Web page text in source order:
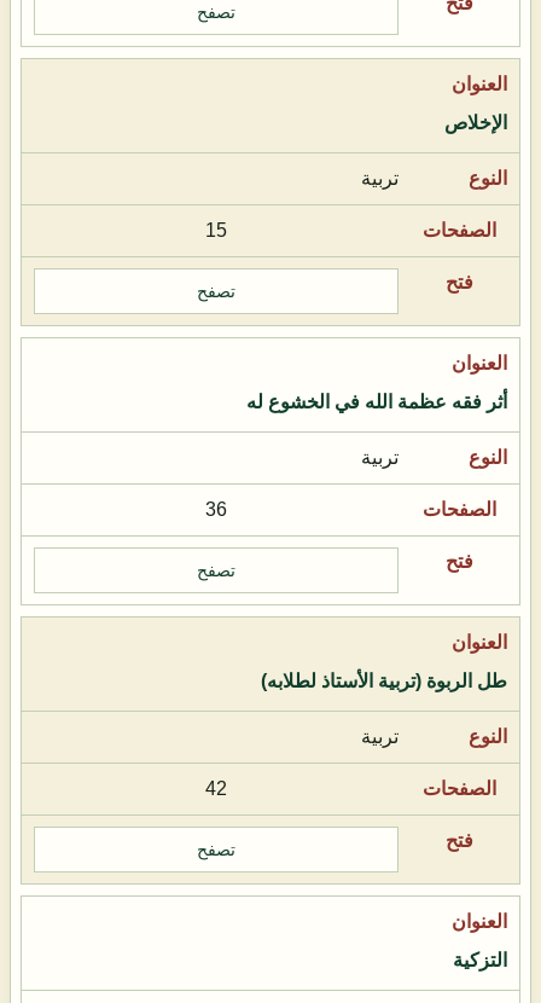
تصفح
الإخلاص
تربية
15
تصفح
أثر فقه عظمة الله في الخشوع له
تربية
36
تصفح
طل الربوة (تربية الأستاذ لطلابه)
تربية
42
تصفح
التزكية